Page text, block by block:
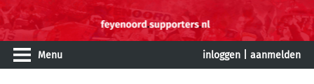
Menu inloggen aanmelden